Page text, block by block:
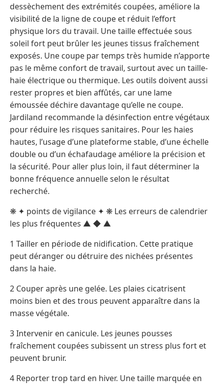
dessèchement des extrémités coupées, améliore la
visibilité de la ligne de coupe et réduit l’effort
physique lors du travail. Une taille effectuée sous
soleil fort peut brûler les jeunes tissus fraîchement
exposés. Une coupe par temps très humide n’apporte
pas le même confort de travail, surtout avec un taille-
haie électrique ou thermique. Les outils doivent aussi
rester propres et bien affûtés, car une lame
émoussée déchire davantage qu’elle ne coupe.
Jardiland recommande la désinfection entre végétaux
pour réduire les risques sanitaires. Pour les haies
hautes, l’usage d’une plateforme stable, d’une échelle
double ou d’un échafaudage améliore la précision et
la sécurité. Pour aller plus loin, il faut déterminer la
bonne fréquence annuelle selon le résultat
recherché.
❋ ✦ points de vigilance ✦ ❋ Les erreurs de calendrier
les plus fréquentes ▲ ◆ ▲
1 Tailler en période de nidification. Cette pratique
peut déranger ou détruire des nichées présentes
dans la haie.
2 Couper après une gelée. Les plaies cicatrisent
moins bien et des trous peuvent apparaître dans la
masse végétale.
3 Intervenir en canicule. Les jeunes pousses
fraîchement coupées subissent un stress plus fort et
peuvent brunir.
4 Reporter trop tard en hiver. Une taille marquée en